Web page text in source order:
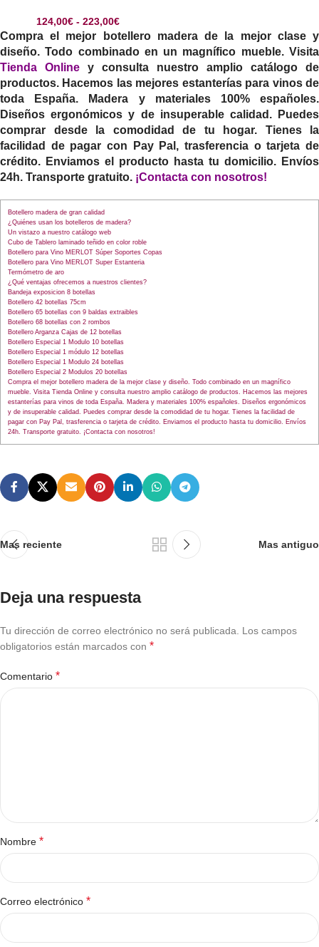
124,00€ - 223,00€
Compra el mejor botellero madera de la mejor clase y
diseño. Todo combinado en un magnífico mueble. Visita
Tienda Online y consulta nuestro amplio catálogo de
productos. Hacemos las mejores estanterías para vinos de
toda España. Madera y materiales 100% españoles.
Diseños ergonómicos y de insuperable calidad. Puedes
comprar desde la comodidad de tu hogar. Tienes la
facilidad de pagar con Pay Pal, trasferencia o tarjeta de
crédito. Enviamos el producto hasta tu domicilio. Envíos
24h. Transporte gratuito. ¡Contacta con nosotros!
Botellero madera de gran calidad
¿Quiénes usan los botelleros de madera?
Un vistazo a nuestro catálogo web
Cubo de Tablero laminado teñido en color roble
Botellero para Vino MERLOT Súper Soportes Copas
Botellero para Vino MERLOT Super Estanteria
Termómetro de aro
¿Qué ventajas ofrecemos a nuestros clientes?
Bandeja exposicion 8 botellas
Botellero 42 botellas 75cm
Botellero 65 botellas con 9 baldas extraibles
Botellero 68 botellas con 2 rombos
Botellero Arganza Cajas de 12 botellas
Botellero Especial 1 Modulo 10 botellas
Botellero Especial 1 módulo 12 botellas
Botellero Especial 1 Modulo 24 botellas
Botellero Especial 2 Modulos 20 botellas
Compra el mejor botellero madera de la mejor clase y diseño. Todo combinado en un magnífico
mueble. Visita Tienda Online y consulta nuestro amplio catálogo de productos. Hacemos las mejores
estanterías para vinos de toda España. Madera y materiales 100% españoles. Diseños ergonómicos
y de insuperable calidad. Puedes comprar desde la comodidad de tu hogar. Tienes la facilidad de
pagar con Pay Pal, trasferencia o tarjeta de crédito. Enviamos el producto hasta tu domicilio. Envíos
24h. Transporte gratuito. ¡Contacta con nosotros!
Mas reciente Mas antiguo
Deja una respuesta
Tu dirección de correo electrónico no será publicada.
Los campos
obligatorios están marcados con *
Comentario *
Nombre *
Correo electrónico *